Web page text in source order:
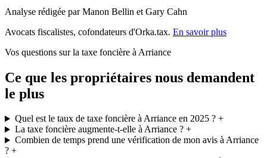
Analyse rédigée par Manon Bellin et Gary Cahn
Avocats fiscalistes, cofondateurs d'Orka.tax. En savoir plus
Vos questions sur la taxe foncière à Arriance
Ce que les propriétaires nous demandent
le plus
Quel est le taux de taxe foncière à Arriance en 2025 ?+
La taxe foncière augmente-t-elle à Arriance ?+
Combien de temps prend une vérification de mon avis à Arriance
? +